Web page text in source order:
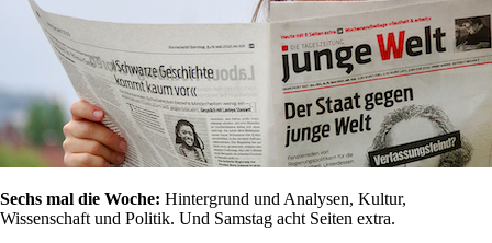
Sechs mal die Woche: Hintergrund und Analysen, Kultur,
Wissenschaft und Politik. Und Samstag acht Seiten extra.